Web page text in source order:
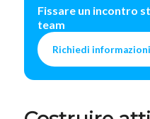
Fissare un incontro
team
Richiedi